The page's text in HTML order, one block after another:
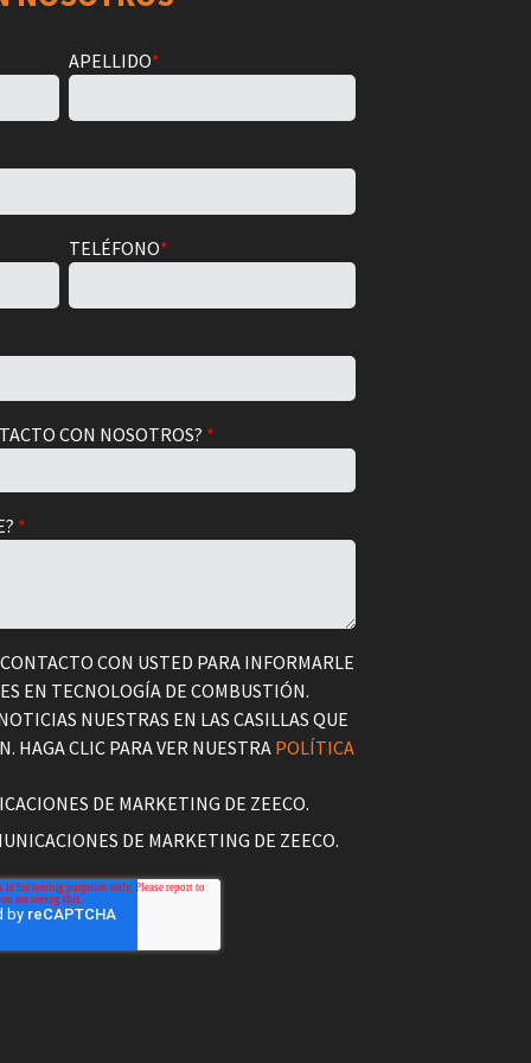
APELLIDO*
TELÉFONO*
CON NOSOTROS? *
*
CON USTED PARA INFORMARLE
EN TECNOLOGÍA DE COMBUSTIÓN.
NUESTRAS EN LAS CASILLAS QUE
HAGA CLIC PARA VER NUESTRAPOLÍTICA
DE MARKETING DE ZEECO.
DE MARKETING DE ZEECO.